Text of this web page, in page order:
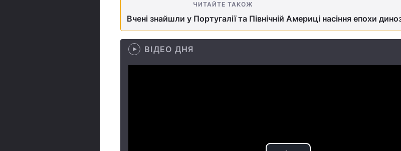
ЧИТАЙТЕ ТАКОЖ
Вчені знайшли у Португалії та Північній Америці насіння епохи
ВІДЕО ДНЯ